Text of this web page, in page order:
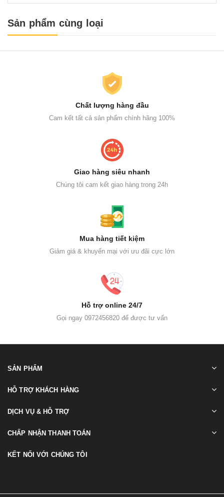
Sản phẩm cùng loại
Chất lượng hàng đầu
Cam kết tất cả sản phẩm chính hãng 100%
Giao hàng siêu nhanh
Chúng tôi cam kết giao hàng trong 24h
Mua hàng tiết kiệm
Giảm giá & khuyến mại với ưu đãi cực lớn
Hỗ trợ online 24/7
Gọi ngay 0972456820 để được tư vấn
SẢN PHẨM
HỖ TRỢ KHÁCH HÀNG
DỊCH VỤ & HỖ TRỢ
CHẤP NHẬN THANH TOÁN
KẾT NỐI VỚI CHÚNG TÔI